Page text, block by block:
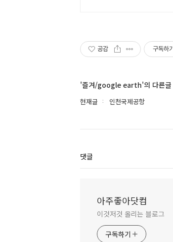
공감 구독하기
'즐겨/google earth'의 다른글
현재글 인천국제공항
댓글
아주좋아닷컴
이것저것 올리는 블로그
구독하기